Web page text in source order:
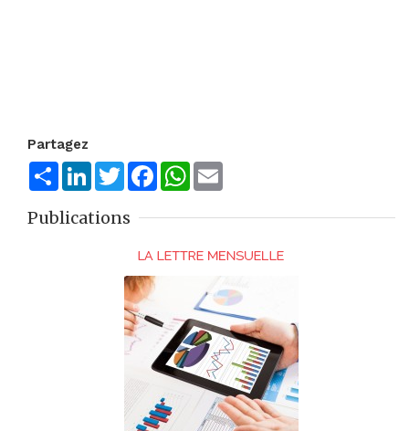
Partagez
ShareLinkedInTwitterFacebookWhatsApp
Publications